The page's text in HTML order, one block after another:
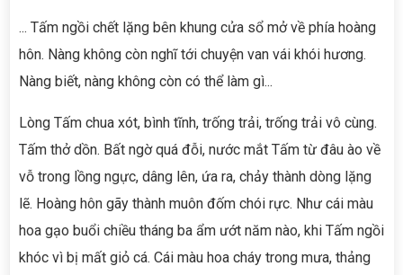
... Tấm ngồi chết lặng bên khung cửa sổ mở về phía hoàng
hôn. Nàng không còn nghĩ tới chuyện van vái khói hương.
Nàng biết, nàng không còn có thể làm gì...
Lòng Tấm chua xót, bình tĩnh, trống trải, trống trải vô cùng.
Tấm thở dồn. Bất ngờ quá đỗi, nước mắt Tấm từ đâu ào về
vỗ trong lồng ngực, dâng lên, ứa ra, chảy thành dòng lặng
lẽ. Hoàng hôn gãy thành muôn đốm chói rực. Như cái màu
hoa gạo buổi chiều tháng ba ẩm ướt năm nào, khi Tấm ngồi
khóc vì bị mất giỏ cá. Cái màu hoa cháy trong mưa, thảng